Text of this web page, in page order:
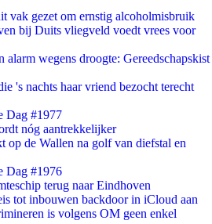
vak gezet om ernstig alcoholmisbruik
bij Duits vliegveld voedt vrees voor
alarm wegens droogte: Gereedschapskist
's nachts haar vriend bezocht terecht
Dag #1977
nóg aantrekkelijker
op de Wallen na golf van diefstal en
Dag #1976
terug naar Eindhoven
tot inbouwen backdoor in iCloud aan
is volgens OM geen enkel